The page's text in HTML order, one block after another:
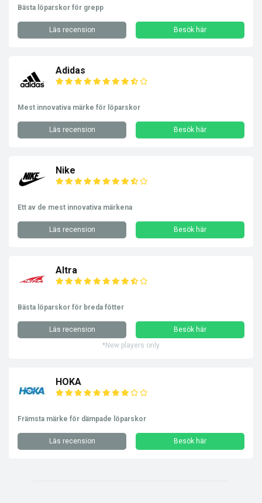
Bästa löparskor för grepp
Läs recension Besök här
Adidas
Mest innovativa märke för löparskor
Läs recension Besök här
Nike
Ett av de mest innovativa märkena
Läs recension Besök här
Altra
Bästa löparskor för breda fötter
Läs recension
Besök här
*New players only
HOKA
Främsta märke för dämpade löparskor
Läs recension Besök här